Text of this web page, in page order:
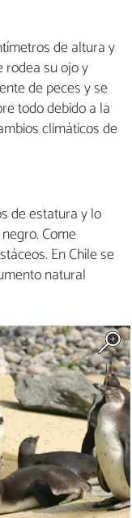
de altura y
rodea su ojo y
de peces y se
todo debido a la
climáticos de
de estatura y lo
Come
En Chile se
natural